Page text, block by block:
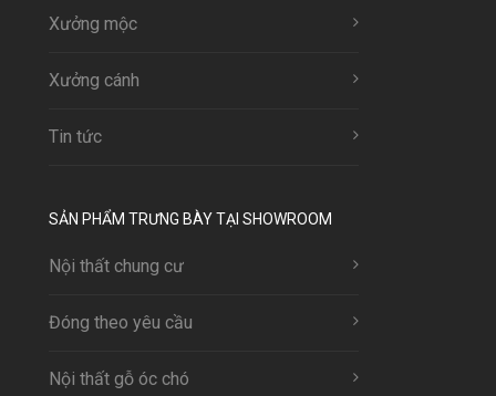
Xưởng mộc
Xưởng cánh
Tin tức
SẢN PHẨM TRƯNG BÀY TẠI SHOWROOM
Nội thất chung cư
Đóng theo yêu cầu
Nội thất gỗ óc chó